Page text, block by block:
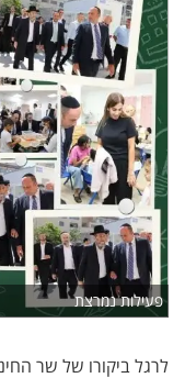
פעילות נמרצת
לרגל ביקורו של שר